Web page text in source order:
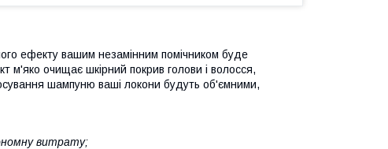
ефекту вашим незамінним помічником буде
м'яко очищає шкірний покрив голови і волосся,
шампуню ваші локони будуть об'ємними,
витрату;